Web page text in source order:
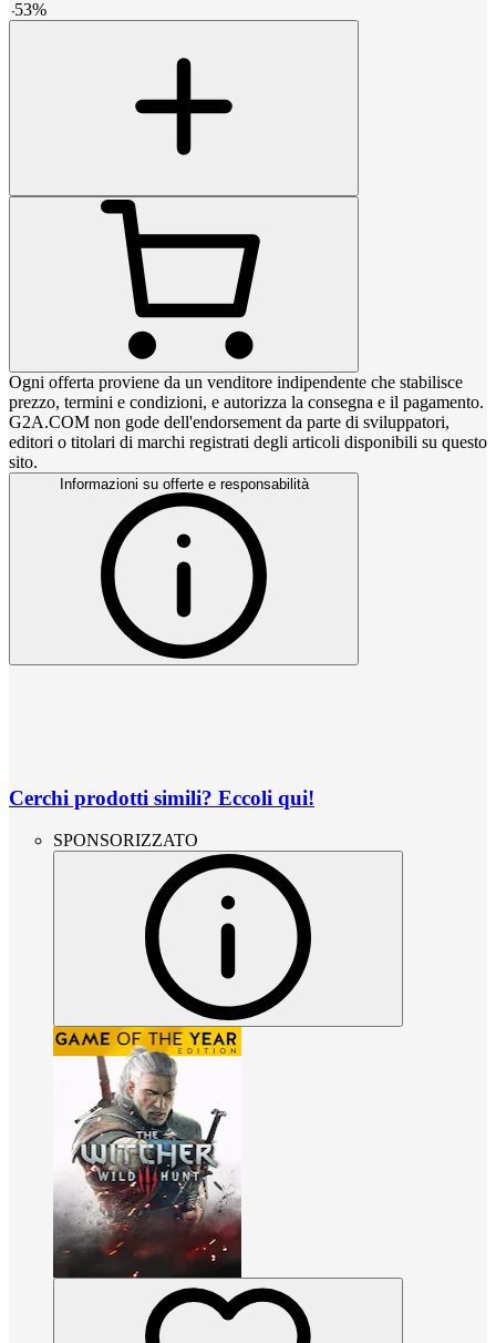
-53%
Ogni offerta proviene da un venditore indipendente che stabilisce
prezzo, termini e condizioni, e autorizza la consegna e il pagamento.
G2A.COM non gode dell'endorsement da parte di sviluppatori,
editori o titolari di marchi registrati degli articoli disponibili su questo
sito.
Informazioni su offerte e responsabilità
Cerchi prodotti simili? Eccoli qui!
SPONSORIZZATO